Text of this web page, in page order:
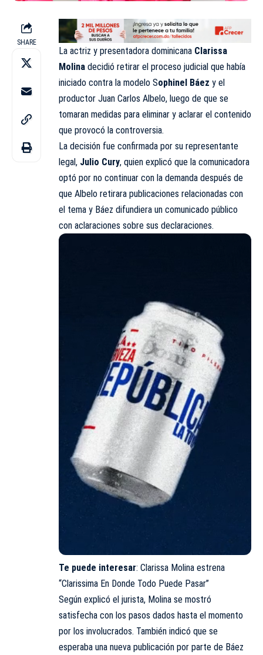
SHARE
La actriz y presentadora dominicana Clarissa
Molina decidió retirar el proceso judicial que había
iniciado contra la modelo Sophinel Báez y el
productor Juan Carlos Albelo, luego de que se
tomaran medidas para eliminar y aclarar el contenido
que provocó la controversia.
La decisión fue confirmada por su representante
legal, Julio Cury, quien explicó que la comunicadora
optó por no continuar con la demanda después de
que Albelo retirara publicaciones relacionadas con
el tema y Báez difundiera un comunicado público
con aclaraciones sobre sus declaraciones.
Te puede interesar: Clarissa Molina estrena
“Clarissima En Donde Todo Puede Pasar”
Según explicó el jurista, Molina se mostró
satisfecha con los pasos dados hasta el momento
por los involucrados. También indicó que se
esperaba una nueva publicación por parte de Báez